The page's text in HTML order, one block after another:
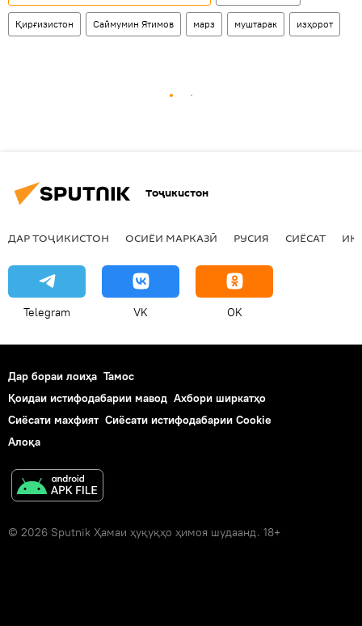
Қирғизистон Саймумин Ятимов марз муштарак изҳорот
Тоҷикистон
ДАР ТОҶИКИСТОН ОСИЁИ МАРКАЗӢ РУСИЯ СИЁСАТ
Telegram VK OK
Дар бораи лоиҳа Тамос
Қоидаи истифодабарии мавод Ахбори ширкатҳо
Сиёсати махфият Сиёсати истифодабарии Cookie
Алоқа
© 2026 Sputnik Ҳамаи ҳуқуқҳо ҳимоя шудаанд. 18+